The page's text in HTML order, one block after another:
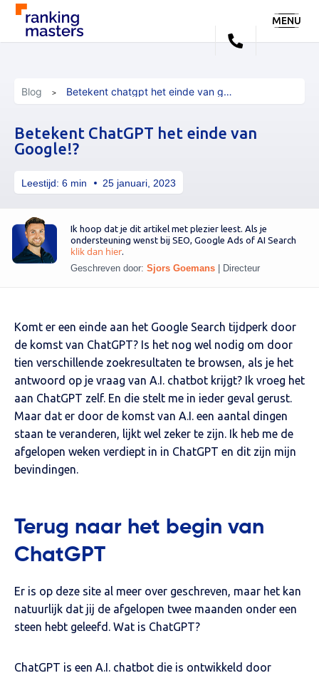
MENU
Blog Betekent chatgpt het einde van google
Leestijd: 6 min 25 januari, 2023
Betekent ChatGPT het einde van
Google!?
Ik hoop dat je dit artikel met plezier leest. Als je
ondersteuning wenst bij SEO, Google Ads of AI Search
klik dan hier
Geschreven door: Sjors Goemans | Directeur
Komt er een einde aan het Google Search tijdperk door
de komst van ChatGPT? Is het nog wel nodig om door
tien verschillende zoekresultaten te browsen, als je het
antwoord op je vraag van A.I. chatbot krijgt? Ik vroeg het
aan ChatGPT zelf. En die stelt me in ieder geval gerust.
Maar dat er door de komst van A.I. een aantal dingen
staan te veranderen, lijkt wel zeker te zijn. Ik heb me de
afgelopen weken verdiept in in ChatGPT en dit zijn mijn
bevindingen.
Terug naar het begin van
ChatGPT
Er is op deze site al meer over geschreven, maar het kan
natuurlijk dat jij de afgelopen twee maanden onder een
steen hebt geleefd. Wat is ChatGPT?
ChatGPT is een A.I. chatbot die is ontwikkeld door